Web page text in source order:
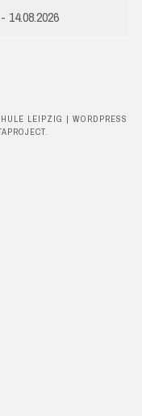
14.08.2026
LEIPZIG | WORDPRESS